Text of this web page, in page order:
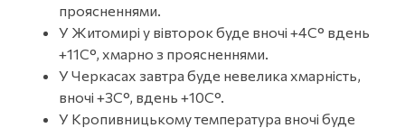
проясненнями.
У Житомирі у вівторок буде вночі +4С° вдень
+11С°, хмарно з проясненнями.
У Черкасах завтра буде невелика хмарність,
вночі +3С°, вдень +10С°.
У Кропивницькому температура вночі буде